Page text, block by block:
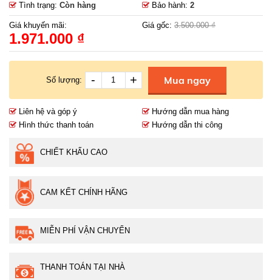
Tình trạng: Còn hàng Bảo hành: 2
Giá khuyến mãi:
1.971.000 ₫
Giá gốc: 3.500.000 ₫
Số lượng: - + Mua ngay
Liên hệ và góp ý
Hướng dẫn mua hàng
Hình thức thanh toán
Hướng dẫn thi công
CHIẾT KHẤU CAO
CAM KẾT CHÍNH HÃNG
MIỄN PHÍ VẬN CHUYỂN
THANH TOÁN TẠI NHÀ